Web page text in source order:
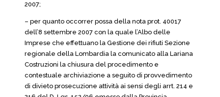
2007;
– per quanto occorrer possa della nota prot. 40017
dell’8 settembre 2007 con la quale l’Albo delle
Imprese che effettuano la Gestione dei rifiuti Sezione
regionale della Lombardia la comunicato alla Lariana
Costruzioni la chiusura del procedimento e
contestuale archiviazione a seguito di provvedimento
di divieto prosecuzione attività ai sensi degli arrt. 214 e